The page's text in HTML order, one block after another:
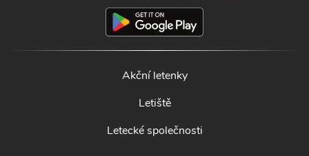
Akční letenky
Letiště
Letecké společnosti